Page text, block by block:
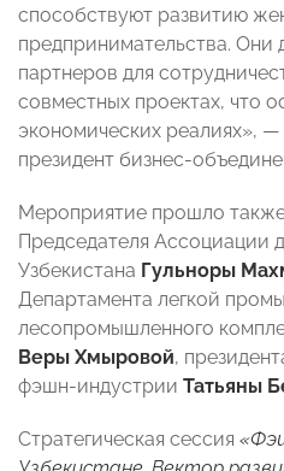
способствуют развитию
предпринимательства. Они
партнеров для
совместных проектах, что
экономических реалиях»,
президент бизнес-
Мероприятие прошло
Председателя Ассоциации
Узбекистана Гульноры
Департамента легкой
лесопромышленного
Веры Хмыровой,
фэшн-индустрии Татьяны
Стратегическая сессия